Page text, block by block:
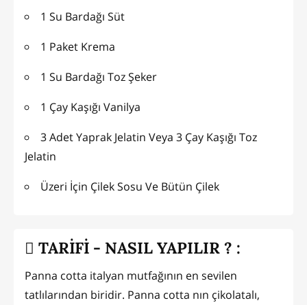
1 Su Bardağı Süt
1 Paket Krema
1 Su Bardağı Toz Şeker
1 Çay Kaşığı Vanilya
3 Adet Yaprak Jelatin Veya 3 Çay Kaşığı Toz
Jelatin
Üzeri İçin Çilek Sosu Ve Bütün Çilek
TARİFİ - NASIL YAPILIR ? :
Panna cotta italyan mutfağının en sevilen
tatlılarından biridir. Panna cotta nın çikolatalı,